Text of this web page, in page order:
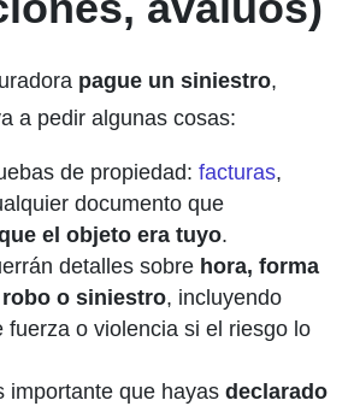
pague un siniestro,
a pedir algunas cosas:
de propiedad: facturas,
documento que
el objeto era tuyo.
detalles sobre hora, forma
o siniestro, incluyendo
fuerza o violencia si el riesgo lo
importante que hayas declarado